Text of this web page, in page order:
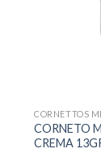
CORNETTOS
CORNETO
CREMA